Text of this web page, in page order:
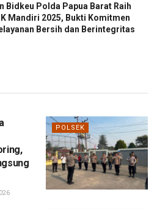
Bidkeu Polda Papua Barat Raih
Mandiri 2025, Bukti Komitmen
Bersih dan Berintegritas
POLSEK